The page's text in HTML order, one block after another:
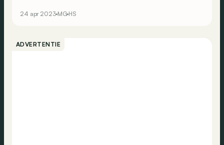
24 apr 2023 MG HS
ADVERTENTIE